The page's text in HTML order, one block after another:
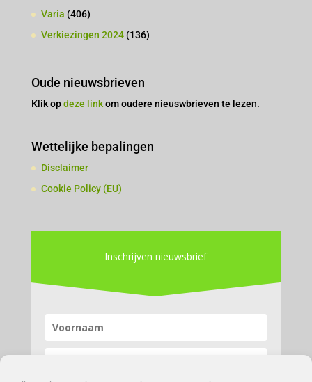
Varia (406)
Verkiezingen 2024(136)
Oude nieuwsbrieven
Klik opdeze linkom oudere nieuswbrieven te lezen.
Wettelijke bepalingen
Disclaimer
Cookie Policy (EU)
Inschrijven nieuwsbrief